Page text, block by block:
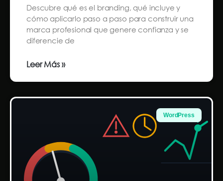
Descubre qué es el branding, qué incluye y
cómo aplicarlo paso a paso para construir una
marca profesional que genere confianza y se
diferencie de
Leer Más »
WordPress